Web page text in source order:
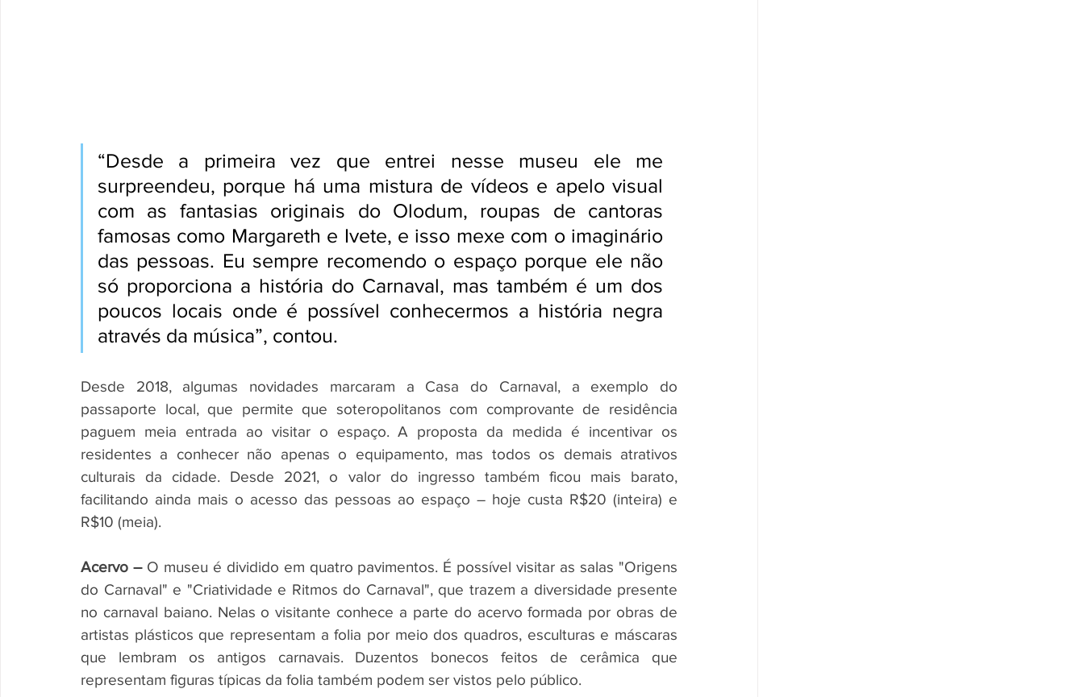
“Desde a primeira vez que entrei nesse museu ele me
surpreendeu, porque há uma mistura de vídeos e apelo visual
com as fantasias originais do Olodum, roupas de cantoras
famosas como Margareth e Ivete, e isso mexe com o imaginário
das pessoas. Eu sempre recomendo o espaço porque ele não
só proporciona a história do Carnaval, mas também é um dos
poucos locais onde é possível conhecermos a história negra
através da música”, contou.
Desde 2018, algumas novidades marcaram a Casa do Carnaval, a exemplo do
passaporte local, que permite que soteropolitanos com comprovante de residência
paguem meia entrada ao visitar o espaço. A proposta da medida é incentivar os
residentes a conhecer não apenas o equipamento, mas todos os demais atrativos
culturais da cidade. Desde 2021, o valor do ingresso também ficou mais barato,
facilitando ainda mais o acesso das pessoas ao espaço – hoje custa R$20 (inteira) e
R$10 (meia).
Acervo – O museu é dividido em quatro pavimentos. É possível visitar as salas "Origens
do Carnaval" e "Criatividade e Ritmos do Carnaval", que trazem a diversidade presente
no carnaval baiano. Nelas o visitante conhece a parte do acervo formada por obras de
artistas plásticos que representam a folia por meio dos quadros, esculturas e máscaras
que lembram os antigos carnavais. Duzentos bonecos feitos de cerâmica que
representam figuras típicas da folia também podem ser vistos pelo público.